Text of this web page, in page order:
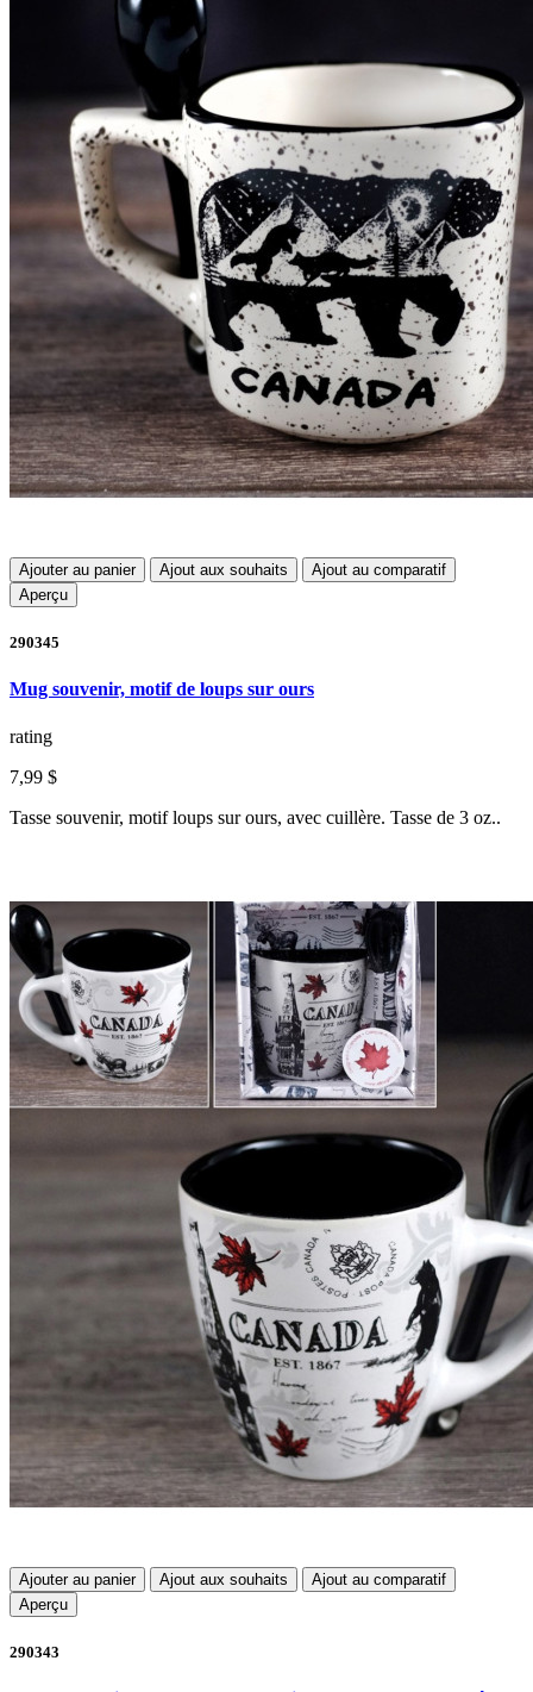
Ajouter au panier Ajout aux souhaits
Ajout au comparatif
Aperçu
290345
Mug souvenir, motif de loups sur ours
rating
7,99 $
Tasse souvenir, motif loups sur ours, avec cuillère. Tasse de 3 oz..
Ajouter au panier Ajout aux souhaits
Ajout au comparatif
Aperçu
290343